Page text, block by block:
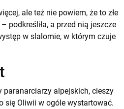
ale też nie powiem, że to złe
podkreśliła, a przed nią jeszcze
w slalomie, w którym czuje
paranarciarzy alpejskich, cieszy
się Oliwii w ogóle wystartować.